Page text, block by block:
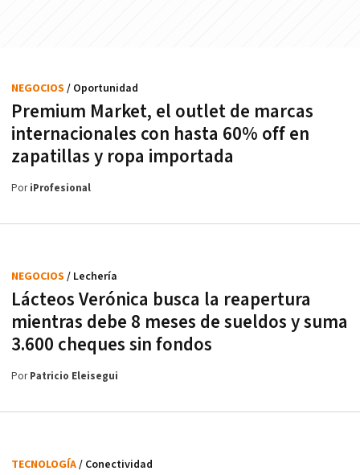
Premium Market, el outlet de marcas
internacionales con hasta 60% off en
zapatillas y ropa importada
NEGOCIOS / Oportunidad
PoriProfesional
Lácteos Verónica busca la reapertura
mientras debe 8 meses de sueldos y suma
3.600 cheques sin fondos
NEGOCIOS / Lechería
PorPatricio Eleisegui
TECNOLOGÍA/ Conectividad